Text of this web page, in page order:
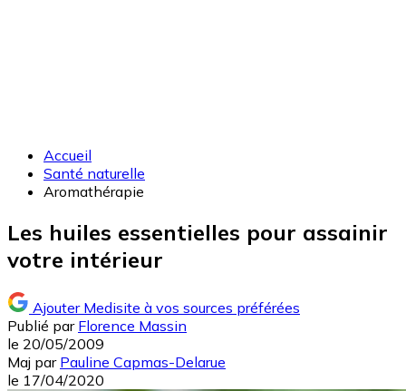
Accueil
Santé naturelle
Aromathérapie
Les huiles essentielles pour assainir
votre intérieur
Ajouter Medisite à vos sources préférées
Publié par Florence Massin
le 20/05/2009
Maj par Pauline Capmas-Delarue
le 17/04/2020